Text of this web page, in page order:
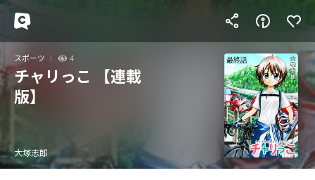
スポーツ 4
チャリっこ 【連載
版】
大塚志郎